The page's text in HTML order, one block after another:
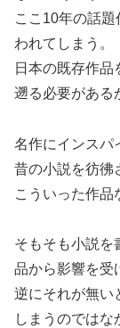
ここ10年の話
われてしまう。
日本の既存作
遡る必要がある
名作にインスパ
昔の小説を彷彿
こういった作品
そもそも小説を
品から影響を受
逆にそれが無い
しまうのではな